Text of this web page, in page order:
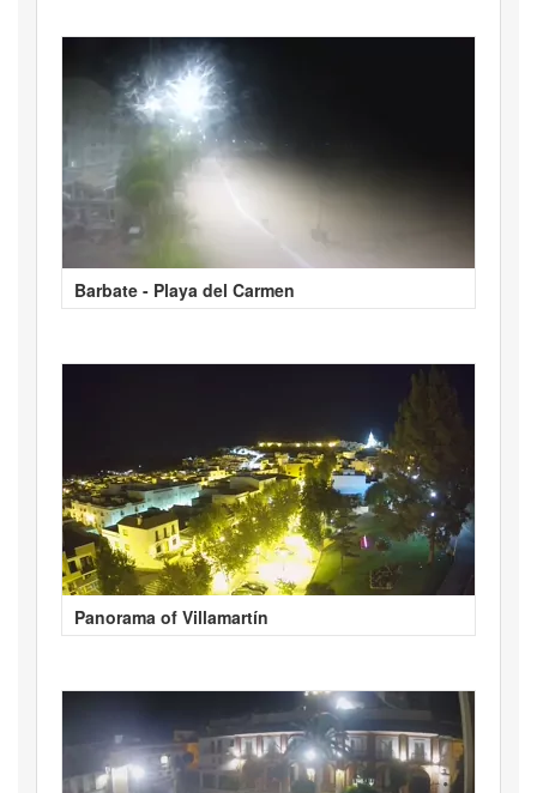
Barbate - Playa del Carmen
Panorama of Villamartín